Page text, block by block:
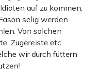
auf zu kommen,
selig werden
Von solchen
Zugereiste etc.
wir durch füttern